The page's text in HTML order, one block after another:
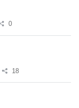
0
18